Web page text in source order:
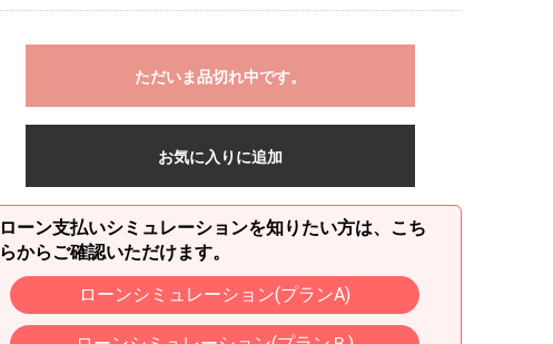
ただいま品切れ中です。
お気に入りに追加
ローン支払いシミュレーションを知りたい方は、こち
らからご確認いただけます。
ローンシミュレーション(プランA)